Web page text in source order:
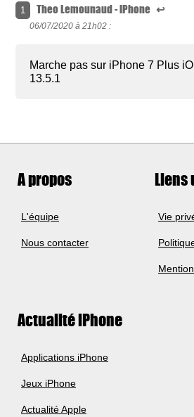
1 Theo Lemounaud - iPhone ↩
06/07/2020 à 21h02 :
Marche pas sur iPhone 7 Plus
13.5.1
A propos
L'équipe
Nous contacter
Vie
Actualité iPhone
Applications iPhone
Jeux iPhone
Actualité Apple